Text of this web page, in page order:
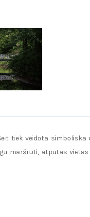
tiek veidota
maršruti, atpūtas